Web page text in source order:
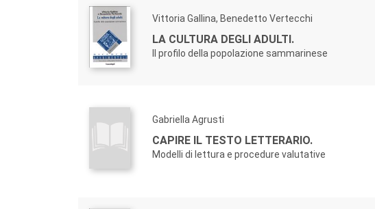
Vittoria Gallina, Benedetto Vertecchi
LA CULTURA DEGLI ADULTI.
Il profilo della popolazione sammarinese
Gabriella Agrusti
CAPIRE IL TESTO LETTERARIO.
Modelli di lettura e procedure valutative